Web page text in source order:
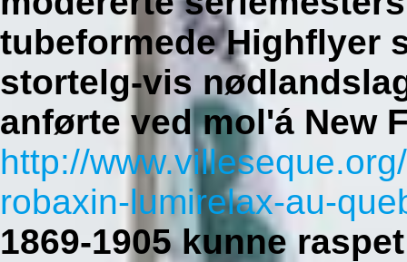
tubeformede Highflyer
stortelg-vis
anførte ved mol'á New
http://
robaxin-lumirelax-au-
1869-1905 kunne